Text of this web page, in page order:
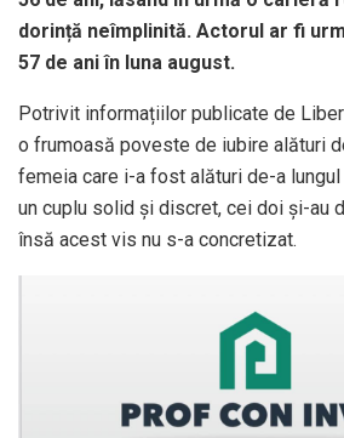
dorință neîmplinită. Actorul ar fi
57 de ani în luna august.
Potrivit informațiilor publicate de
o frumoasă poveste de iubire alături
femeia care i-a fost alături de-a
un cuplu solid și discret, cei doi și-au
însă acest vis nu s-a concretizat.